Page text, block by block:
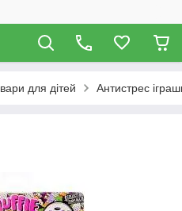
для дітей Антистрес